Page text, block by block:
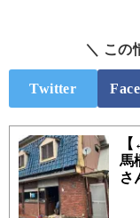
＼ この
Twitter
馬
さ